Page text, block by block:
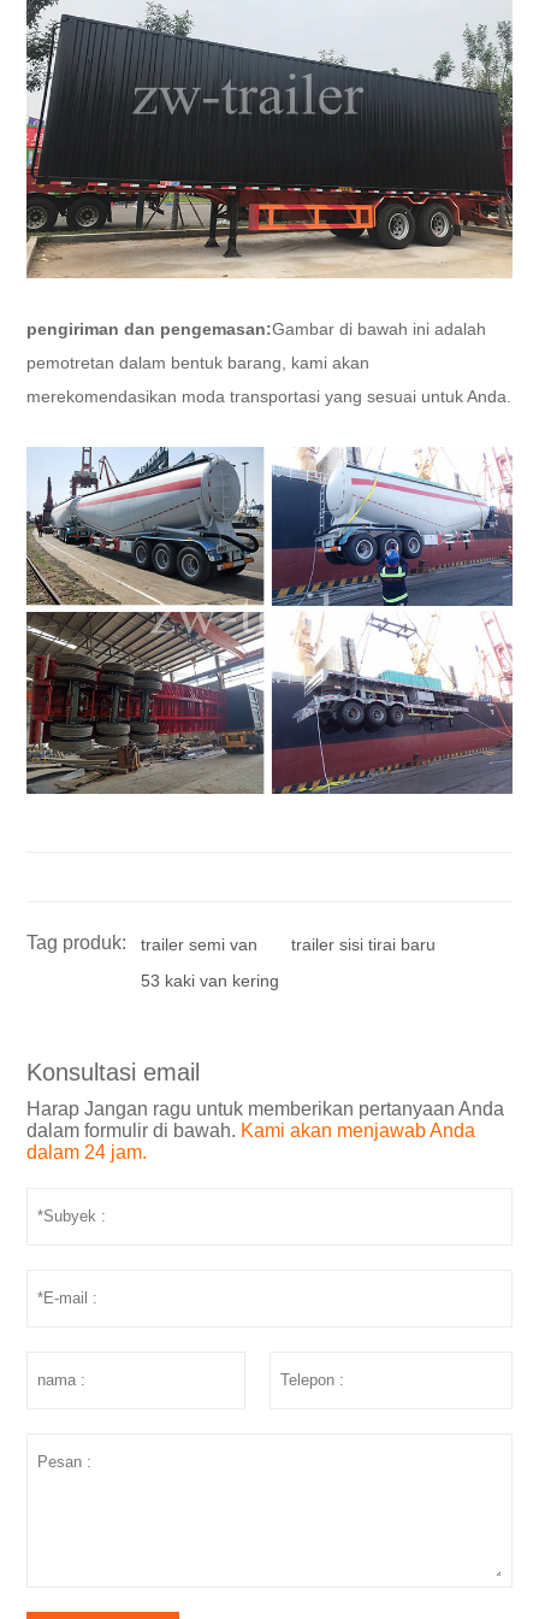
pengiriman dan pengemasan:Gambar di bawah ini adalah
pemotretan dalam bentuk barang, kami akan
merekomendasikan moda transportasi yang sesuai untuk Anda.
Tag produk: trailer semi van
trailer sisi tirai baru
53 kaki van kering
Konsultasi email
Harap Jangan ragu untuk memberikan pertanyaan Anda
dalam formulir di bawah. Kami akan menjawab Anda
dalam 24 jam.